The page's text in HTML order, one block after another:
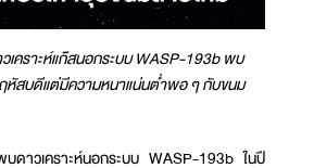
เคราะห์แก๊สนอกระบบ WASP-193b พบ
สบดีแต่มีความหนาแน่นต่ำพอ ๆ กับขนม
บดาวเคราะห์นอกระบบ WASP-193b ในปี